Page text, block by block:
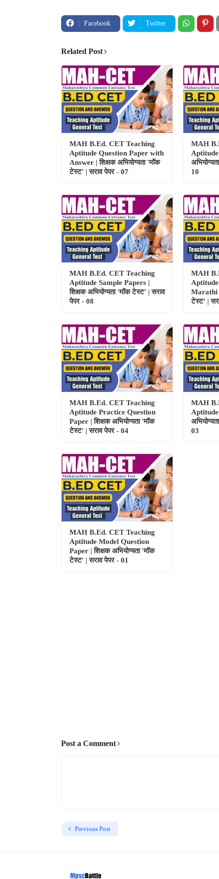
Facebook Twitter
Related Post
MAH B.Ed. CET Teaching
Aptitude Question Paper with
Answer | शिक्षक अभियोग्यता 'मॉक
टेस्ट' | सराव पेपर - 07
MAH
Aptitude
10
MAH B.Ed. CET Teaching
Aptitude Sample Papers |
शिक्षक अभियोग्यता 'मॉक टेस्ट' | सराव
पेपर - 08
MAH
Marathi |
टेस्ट' |
MAH B.Ed. CET Teaching
Aptitude Practice Question
Paper | शिक्षक अभियोग्यता 'मॉक
टेस्ट' | सराव पेपर - 04
MAH
Aptitude
03
MAH B.Ed. CET Teaching
Aptitude Model Question
Paper | शिक्षक अभियोग्यता 'मॉक
टेस्ट' | सराव पेपर - 01
Post a Comment
Previous Post